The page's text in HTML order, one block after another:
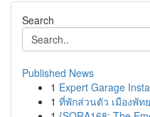
Search
Published News
1 Expert Garage
1 ที่พักส่วนตัว เมืองพั